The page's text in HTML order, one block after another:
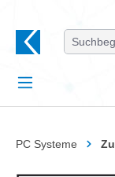
PC Systeme